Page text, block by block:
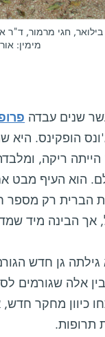
חגי מרמור, ד"ר
מימין:
שנים עבדה
הופקינס. היא
ריקה,
הברית רק מספר
אך הבינה מיד
אלה שגורמים
כיוון מחקר
תרופות.